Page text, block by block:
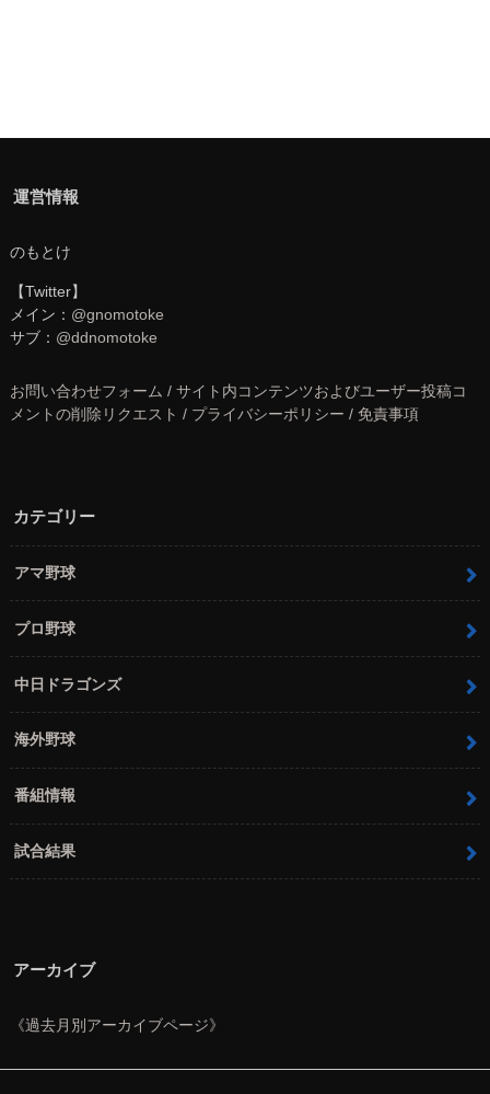
運営情報
のもとけ
【Twitter】
メイン： @gnomotoke
サブ： @ddnomotoke
お問い合わせフォーム / サイト内コンテンツおよびユーザー投稿コ
メントの削除リクエスト / プライバシーポリシー / 免責事項
カテゴリー
アマ野球
プロ野球
中日ドラゴンズ
海外野球
番組情報
試合結果
アーカイブ
《過去月別アーカイブページ》